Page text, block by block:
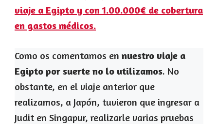
viaje a Egipto y con 1.00.000€ de cobertura
en gastos médicos.
Como os comentamos en nuestro viaje a
Egipto por suerte no lo utilizamos. No
obstante, en el viaje anterior que
realizamos, a Japón, tuvieron que ingresar a
Judit en Singapur, realizarle varias pruebas